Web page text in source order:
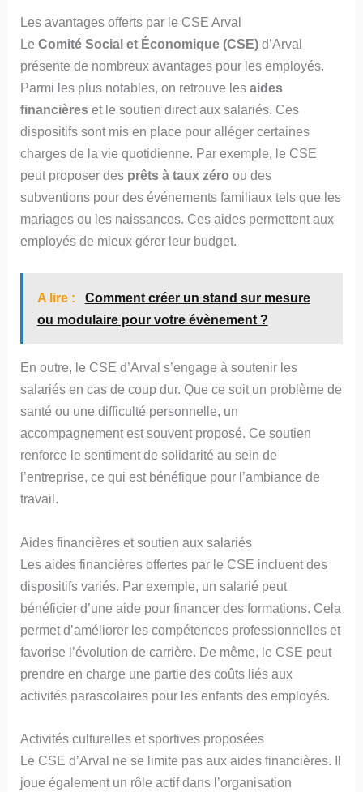
Les avantages offerts par le CSE Arval
LeComité Social et Économique (CSE) d’Arval
présente de nombreux avantages pour les employés.
Parmi les plus notables, on retrouve lesaides
financières et le soutien direct aux salariés. Ces
dispositifs sont mis en place pour alléger certaines
charges de la vie quotidienne. Par exemple, le CSE
peut proposer des prêts à taux zéro ou des
subventions pour des événements familiaux tels que les
mariages ou les naissances. Ces aides permettent aux
employés de mieux gérer leur budget.
A lire :
Comment créer un stand sur mesure
ou modulaire pour votre évènement ?
En outre, le CSE d’Arval s’engage à soutenir les
salariés en cas de coup dur. Que ce soit un problème de
santé ou une difficulté personnelle, un
accompagnement est souvent proposé. Ce soutien
renforce le sentiment de solidarité au sein de
l’entreprise, ce qui est bénéfique pour l’ambiance de
travail.
Aides financières et soutien aux salariés
Les aides financières offertes par le CSE incluent des
dispositifs variés. Par exemple, un salarié peut
bénéficier d’une aide pour financer des formations. Cela
permet d’améliorer les compétences professionnelles et
favorise l’évolution de carrière. De même, le CSE peut
prendre en charge une partie des coûts liés aux
activités parascolaires pour les enfants des employés.
Activités culturelles et sportives proposées
Le CSE d’Arval ne se limite pas aux aides financières. Il
joue également un rôle actif dans l’organisation